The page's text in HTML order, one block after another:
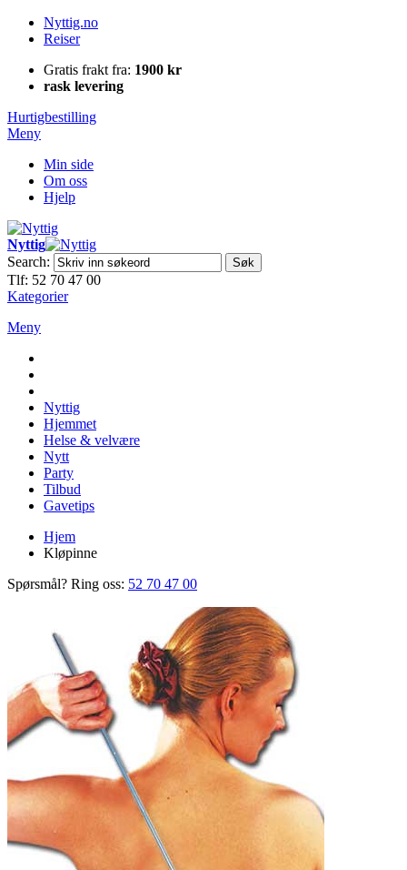
Nyttig.no
Reiser
Gratis frakt fra: 1900 kr
rask levering
Hurtigbestilling
Meny
Min side
Om oss
Hjelp
Nyttig
Search:
Søk
Tlf: 52 70 47 00
Kategorier
Meny
Nyttig
Hjemmet
Helse & velvære
Nytt
Party
Tilbud
Gavetips
Hjem
Kløpinne
Spørsmål? Ring oss: 52 70 47 00